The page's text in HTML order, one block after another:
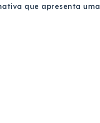
que apresenta uma